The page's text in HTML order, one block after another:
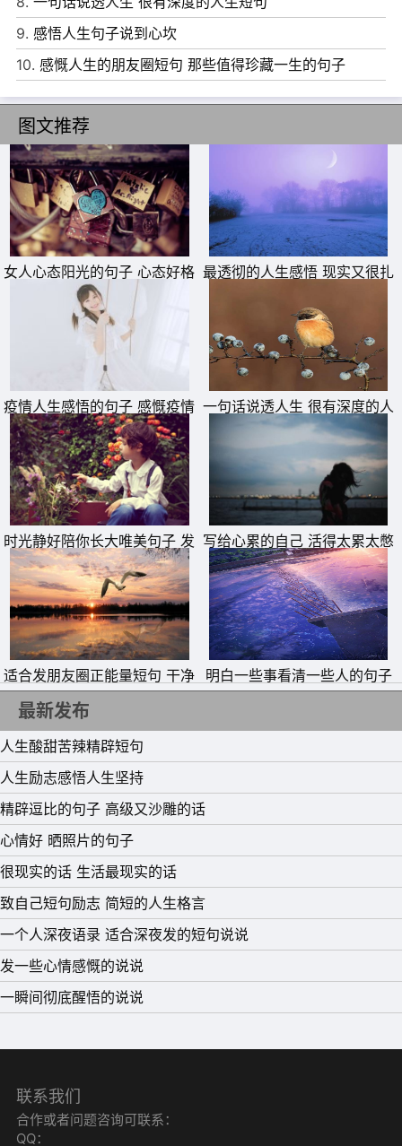
9、宁缺毋滥定会得偿所愿，饥不择食必会悔不当初。
10、每一个人都一样，失望的次数多了，也就不主动了，不
是因为不爱了，只是心累了。
11、感谢你赠我一场空欢喜，我们有过的美好回忆，让泪水
染得模糊不清了。偶尔想起，记忆犹新，就像当初，我爱
你，没有什么目的，只是爱你。
12、没有真诚，让你寂寞，太过真诚，让你难过。
13、如果不是喜欢你，谁愿意一直主动付出;如果不是仗着
我爱你，你又怎么可以肆意妄为地伤害我。
14、嘴里坚持着逞强，眼里的泪在投降。骗得了别人，骗不
了自己，原来我并没那么坚强。
15、爱笑的女生运气不会太差，那是因为运气差的根本笑不
出来。
9. 感悟人生句子说到心坎
10. 感慨人生的朋友圈短句 那些值得珍藏一生的句子
图文推荐
女人心态阳光的句子 心态好格
局大的句子
最透彻的人生感悟 现实又很扎
疫情人生感悟的句子 感慨疫情
的说说
一句话说透人生 很有深度的人
生短句
时光静好陪你长大唯美句子 发
朋友圈晒女儿的精美句子
写给心累的自己 活得太累太憋
屈的说说
适合发朋友圈正能量短句 干净
励志短句
明白一些事看清一些人的句子
最新发布
人生酸甜苦辣精辟短句
人生励志感悟人生坚持
精辟逗比的句子 高级又沙雕的话
心情好 晒照片的句子
很现实的话 生活最现实的话
致自己短句励志 简短的人生格言
一个人深夜语录 适合深夜发的短句说说
发一些心情感慨的说说
一瞬间彻底醒悟的说说
联系我们
合作或者问题咨询可联系：
QQ：